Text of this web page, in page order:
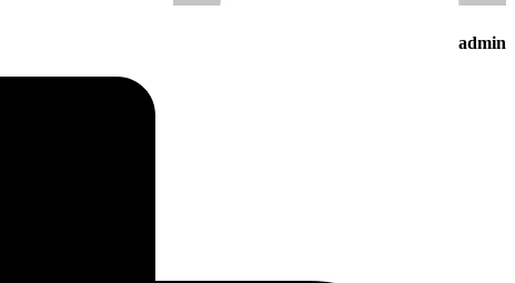
admin